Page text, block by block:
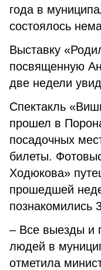
года в
состоялось
Выставку
посвященную
две недели
Спектакль
прошел в
посадочных
билеты.
Ходюкова»
прошедшей
познакомились
– Все выезды и
людей в
отметила